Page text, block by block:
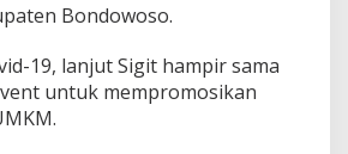
Bondowoso.
19, lanjut Sigit hampir sama
untuk mempromosikan